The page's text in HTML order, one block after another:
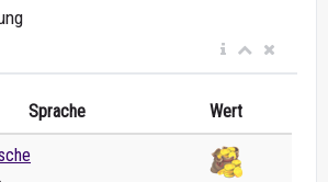
Sprache Wert